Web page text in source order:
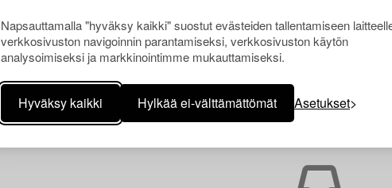
Napsauttamalla "hyväksy kaikki" suostut evästeiden tallentamiseen
verkkosivuston navigoinnin parantamiseksi, verkkosivuston käytön
analysoimiseksi ja markkinointimme mukauttamiseksi.
Hyväksy kaikki Hylkää ei-välttämättömät Asetukset